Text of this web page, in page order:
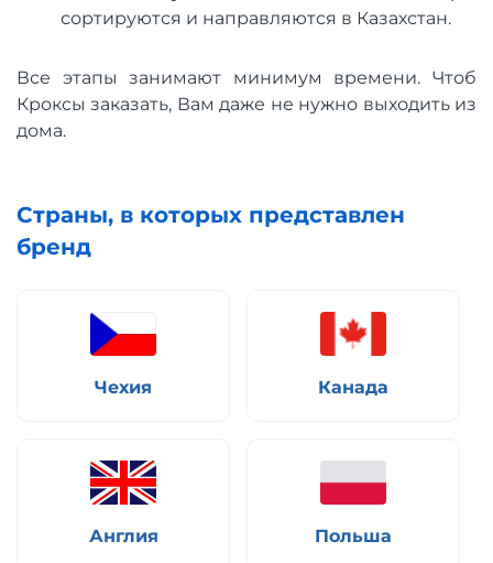
сортируются и направляются в Казахстан.
Все этапы занимают минимум времени. Чтоб
Кроксы заказать, Вам даже не нужно выходить из
дома.
Страны, в которых представлен
бренд
Чехия Канада
Англия Польша